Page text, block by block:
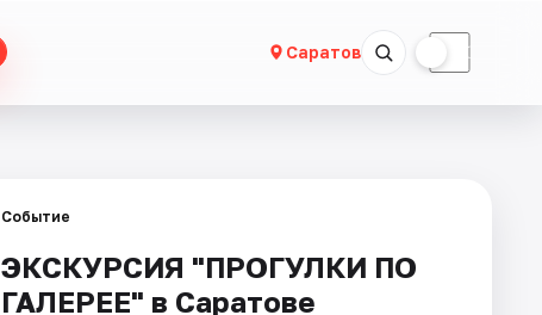
Саратов ☾
Событие
ЭКСКУРСИЯ "ПРОГУЛКИ ПО
ГАЛЕРЕЕ" в Саратове